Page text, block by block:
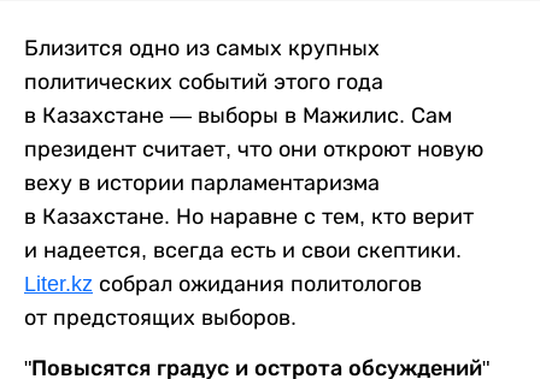
Близится одно из самых крупных
политических событий этого года
в Казахстане — выборы в Мажилис. Сам
президент считает, что они откроют новую
веху в истории парламентаризма
в Казахстане. Но наравне с тем, кто верит
и надеется, всегда есть и свои скептики.
Liter.kz собрал ожидания политологов
от предстоящих выборов.
"Повысятся градус и острота обсуждений"